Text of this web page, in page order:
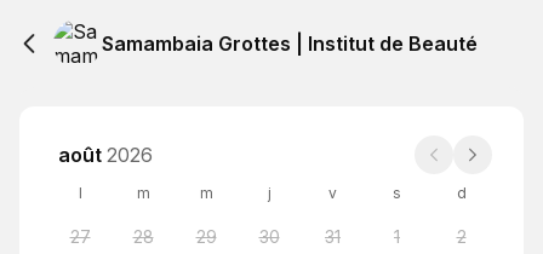
Samambaia Grottes | Institut de Beauté
août 2026
l m m j v s d
27 28 29 30 31 1 2